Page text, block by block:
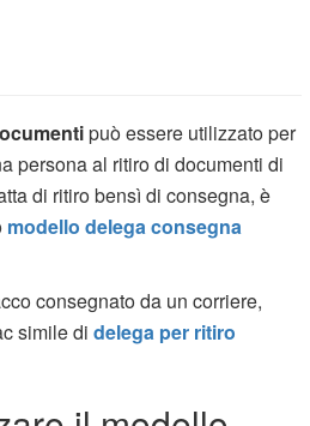
può essere utilizzato per
persona al ritiro di documenti di
di ritiro bensì di consegna, è
modello delega consegna
consegnato da un corriere,
simile didelega per ritiro